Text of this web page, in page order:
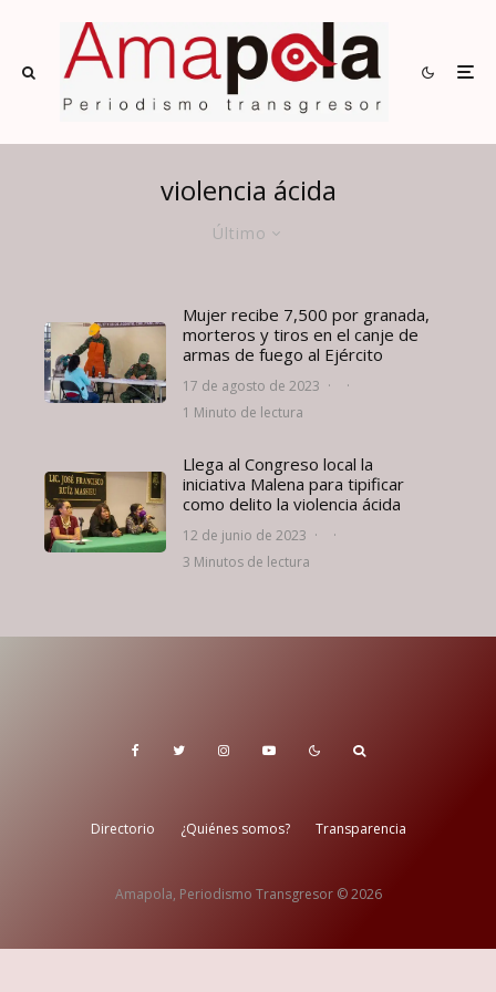
violencia ácida
Último
Mujer recibe 7,500 por granada,
morteros y tiros en el canje de
armas de fuego al Ejército
17 de agosto de 2023 ·
·
1 Minuto de lectura
Llega al Congreso local la
iniciativa Malena para tipificar
como delito la violencia ácida
12 de junio de 2023 ·
·
3 Minutos de lectura
Directorio ¿Quiénes somos? Transparencia
Amapola, Periodismo Transgresor © 2026